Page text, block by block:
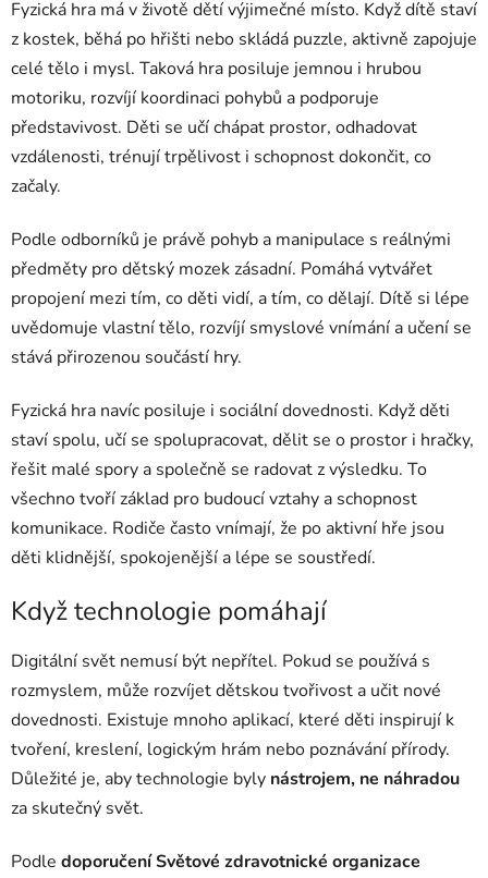
Fyzická hra má v životě dětí výjimečné místo. Když dítě staví
z kostek, běhá po hřišti nebo skládá puzzle, aktivně zapojuje
celé tělo i mysl. Taková hra posiluje jemnou i hrubou
motoriku, rozvíjí koordinaci pohybů a podporuje
představivost. Děti se učí chápat prostor, odhadovat
vzdálenosti, trénují trpělivost i schopnost dokončit, co
začaly.
Podle odborníků je právě pohyb a manipulace s reálnými
předměty pro dětský mozek zásadní. Pomáhá vytvářet
propojení mezi tím, co děti vidí, a tím, co dělají. Dítě si lépe
uvědomuje vlastní tělo, rozvíjí smyslové vnímání a učení se
stává přirozenou součástí hry.
Fyzická hra navíc posiluje i sociální dovednosti. Když děti
staví spolu, učí se spolupracovat, dělit se o prostor i hračky,
řešit malé spory a společně se radovat z výsledku. To
všechno tvoří základ pro budoucí vztahy a schopnost
komunikace. Rodiče často vnímají, že po aktivní hře jsou
děti klidnější, spokojenější a lépe se soustředí.
Když technologie pomáhají
Digitální svět nemusí být nepřítel. Pokud se používá s
rozmyslem, může rozvíjet dětskou tvořivost a učit nové
dovednosti. Existuje mnoho aplikací, které děti inspirují k
tvoření, kreslení, logickým hrám nebo poznávání přírody.
Důležité je, aby technologie byly nástrojem, ne náhradou
za skutečný svět.
Podle doporučení Světové zdravotnické organizace